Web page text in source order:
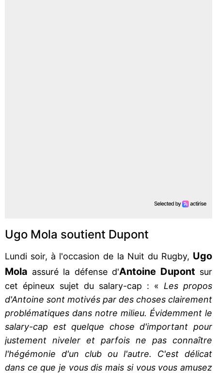
Ugo Mola soutient Dupont
Lundi soir, à l'occasion de la Nuit du Rugby, Ugo
Mola assuré la défense d'Antoine Dupont sur
cet épineux sujet du salary-cap : « Les propos
d'Antoine sont motivés par des choses clairement
problématiques dans notre milieu. Évidemment le
salary-cap est quelque chose d'important pour
justement niveler et parfois ne pas connaître
l'hégémonie d'un club ou l'autre. C'est délicat
dans ce que je vous dis mais si vous vous amusez